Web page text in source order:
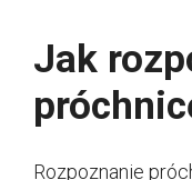
Jak
Rozpoznanie